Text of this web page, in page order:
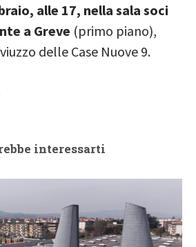
alle 17, nella sala soci
a Greve (primo piano),
delle Case Nuove 9.
interessarti